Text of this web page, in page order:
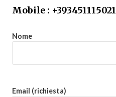
Mobile : +393451115021
Nome
Email (richiesta)